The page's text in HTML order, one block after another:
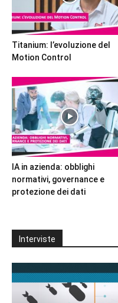
Titanium: l’evoluzione del
Motion Control
IA in azienda: obblighi
normativi, governance e
protezione dei dati
Interviste